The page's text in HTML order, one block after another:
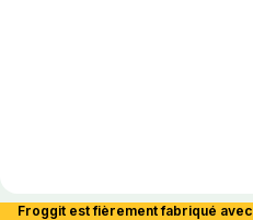
Froggit est fièrement fabriqué avec